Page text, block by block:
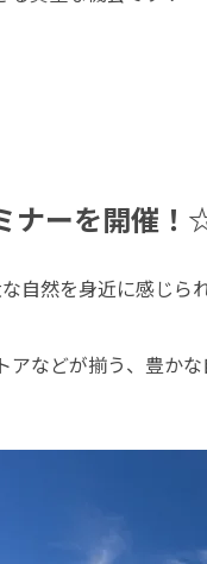
ナーを開催！
然を身近に感じら
などが揃う、豊か